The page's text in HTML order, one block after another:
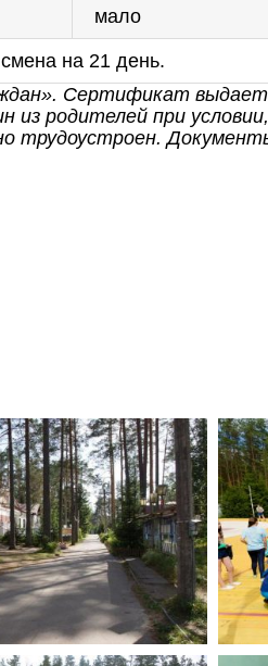
мало
на 21 день.
Сертификат
родителей при условии,
трудоустроен.